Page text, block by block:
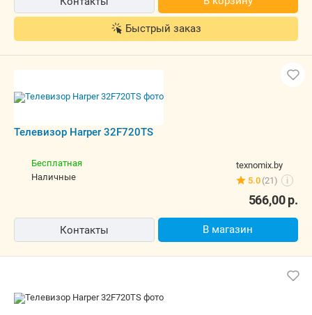
Быстрый заказ
наличные
566,00
В магазин
Телевизор Harper 32F720TS